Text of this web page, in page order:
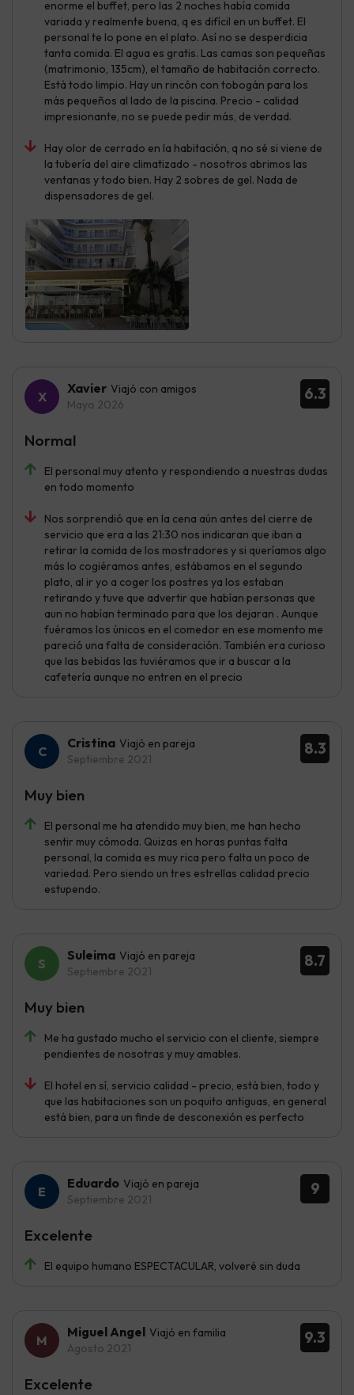
enorme el buffet, pero las 2 noches había comida
variada y realmente buena, q es difícil en un buffet. El
personal te lo pone en el plato. Así no se desperdicia
tanta comida. El agua es gratis. Las camas son pequeñas
(matrimonio, 135cm), el tamaño de habitación correcto.
Está todo limpio. Hay un rincón con tobogán para los
más pequeños al lado de la piscina. Precio - calidad
impresionante, no se puede pedir más, de verdad.
Hay olor de cerrado en la habitación, q no sé si viene de
la tubería del aire climatizado - nosotros abrimos las
ventanas y todo bien. Hay 2 sobres de gel. Nada de
dispensadores de gel.
6.3
Xavier Viajó con amigos
Mayo 2026
El personal muy atento y respondiendo a nuestras dudas
en todo momento
Nos sorprendió que en la cena aún antes del cierre de
servicio que era a las 21:30 nos indicaran que iban a
retirar la comida de los mostradores y si queríamos algo
más lo cogiéramos antes, estábamos en el segundo
plato, al ir yo a coger los postres ya los estaban
retirando y tuve que advertir que habían personas que
aun no habían terminado para que los dejaran . Aunque
fuéramos los únicos en el comedor en ese momento me
pareció una falta de consideración. También era curioso
que las bebidas las tuviéramos que ir a buscar a la
cafetería aunque no entren en el precio
Normal
8.3
Cristina Viajó en pareja
Septiembre 2021
El personal me ha atendido muy bien, me han hecho
sentir muy cómoda. Quizas en horas puntas falta
personal, la comida es muy rica pero falta un poco de
variedad. Pero siendo un tres estrellas calidad precio
estupendo.
Muy bien
8.7
Suleima Viajó en pareja
Septiembre 2021
Me ha gustado mucho el servicio con el cliente, siempre
pendientes de nosotras y muy amables.
El hotel en sí, servicio calidad - precio, está bien, todo y
que las habitaciones son un poquito antiguas, en general
está bien, para un finde de desconexión es perfecto
Muy bien
9
Eduardo Viajó en pareja
Septiembre 2021
El equipo humano ESPECTACULAR, volveré sin duda
Excelente
9.3
Miguel Angel Viajó en familia
Agosto 2021
Excelente